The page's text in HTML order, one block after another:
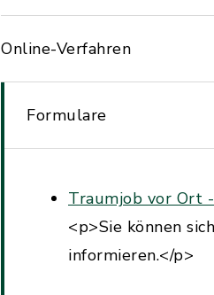
Online-Verfahren
Formulare
Traumjob vor Ort
<p>Sie können
informieren.</p>